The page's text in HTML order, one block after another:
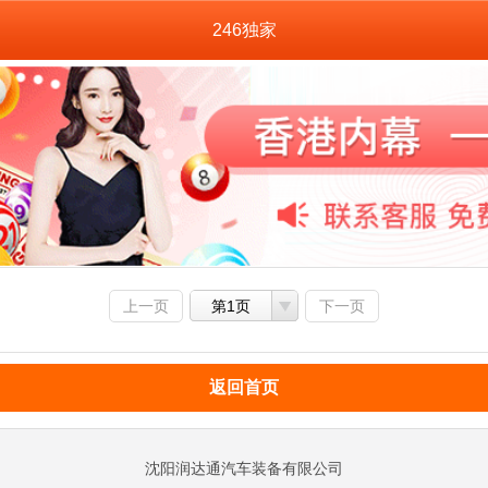
246独家
上一页 第1页 下一页
返回首页
沈阳润达通汽车装备有限公司